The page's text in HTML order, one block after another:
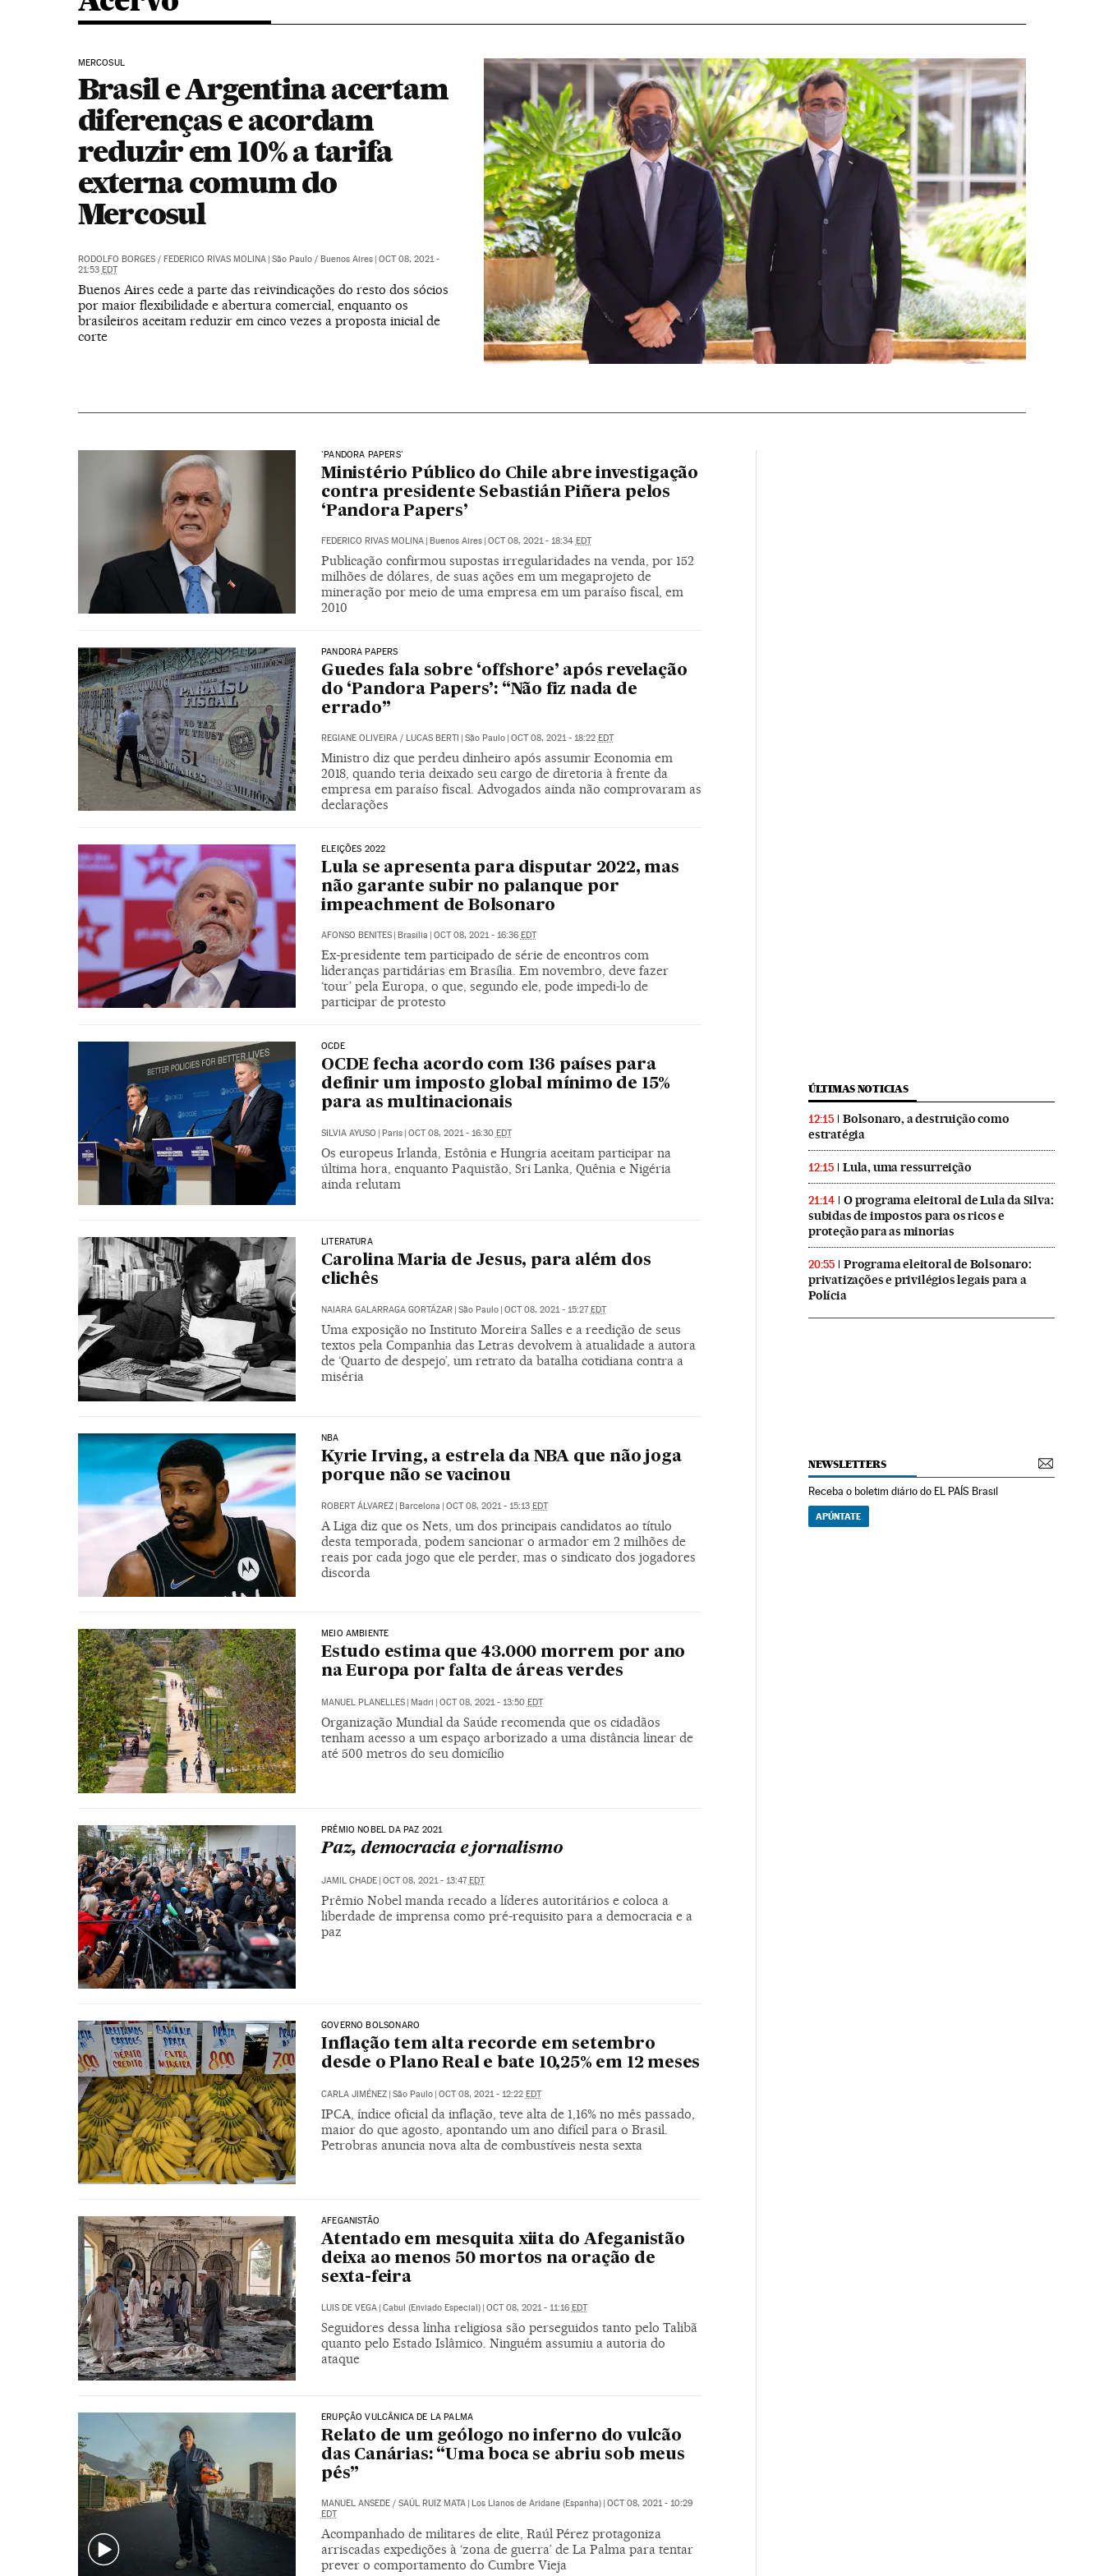
MERCOSUL
Brasil e Argentina acertam
diferenças e acordam
reduzir em 10% a tarifa
externa comum do
Mercosul
RODOLFO BORGES/ FEDERICO RIVAS MOLINA | São Paulo / Buenos Aires | OCT 08, 2021 -
21:53 EDT
Buenos Aires cede a parte das reivindicações do resto dos sócios
por maior flexibilidade e abertura comercial, enquanto os
brasileiros aceitam reduzir em cinco vezes a proposta inicial de
corte
'PANDORA PAPERS'
Ministério Público do Chile abre investigação
contra presidente Sebastián Piñera pelos
‘Pandora Papers’
FEDERICO RIVAS MOLINA | Buenos Aires | OCT 08, 2021 - 18:34 EDT
Publicação confirmou supostas irregularidades na venda, por 152
milhões de dólares, de suas ações em um megaprojeto de
mineração por meio de uma empresa em um paraíso fiscal, em
2010
PANDORA PAPERS
Guedes fala sobre ‘offshore’ após revelação
do ‘Pandora Papers’: “Não fiz nada de
errado”
REGIANE OLIVEIRA/ LUCAS BERTI | São Paulo | OCT 08, 2021 - 18:22 EDT
Ministro diz que perdeu dinheiro após assumir Economia em
2018, quando teria deixado seu cargo de diretoria à frente da
empresa em paraíso fiscal. Advogados ainda não comprovaram as
declarações
ELEIÇÕES 2022
Lula se apresenta para disputar 2022, mas
não garante subir no palanque por
impeachment de Bolsonaro
AFONSO BENITES | Brasília | OCT 08, 2021 - 16:36 EDT
Ex-presidente tem participado de série de encontros com
lideranças partidárias em Brasília. Em novembro, deve fazer
‘tour’ pela Europa, o que, segundo ele, pode impedi-lo de
participar de protesto
OCDE
OCDE fecha acordo com 136 países para
definir um imposto global mínimo de 15%
para as multinacionais
SILVIA AYUSO | Paris | OCT 08, 2021 - 16:30 EDT
Os europeus Irlanda, Estônia e Hungria aceitam participar na
última hora, enquanto Paquistão, Sri Lanka, Quênia e Nigéria
ainda relutam
LITERATURA
Carolina Maria de Jesus, para além dos
clichês
NAIARA GALARRAGA GORTÁZAR São Paulo OCT 08, 2021 - 15:27 EDT
Uma exposição no Instituto Moreira Salles e a reedição de seus
textos pela Companhia das Letras devolvem à atualidade a autora
de ‘Quarto de despejo’, um retrato da batalha cotidiana contra a
miséria
NBA
Kyrie Irving, a estrela da NBA que não joga
porque não se vacinou
ROBERT ÁLVAREZ | Barcelona | OCT 08, 2021 - 15:13 EDT
A Liga diz que os Nets, um dos principais candidatos ao título
desta temporada, podem sancionar o armador em 2 milhões de
reais por cada jogo que ele perder, mas o sindicato dos jogadores
discorda
MEIO AMBIENTE
Estudo estima que 43.000 morrem por ano
na Europa por falta de áreas verdes
MANUEL PLANELLES Madri OCT 08, 2021 - 13:50 EDT
Organização Mundial da Saúde recomenda que os cidadãos
tenham acesso a um espaço arborizado a uma distância linear de
até 500 metros do seu domicílio
PRÊMIO NOBEL DA PAZ 2021
Paz, democracia e jornalismo
JAMIL CHADE | OCT 08, 2021 - 13:47EDT
Prêmio Nobel manda recado a líderes autoritários e coloca a
liberdade de imprensa como pré-requisito para a democracia e a
paz
GOVERNO BOLSONARO
Inflação tem alta recorde em setembro
desde o Plano Real e bate 10,25% em 12 meses
CARLA JIMÉNEZ | São Paulo | OCT 08, 2021 - 12:22 EDT
IPCA, índice oficial da inflação, teve alta de 1,16% no mês passado,
maior do que agosto, apontando um ano difícil para o Brasil.
Petrobras anuncia nova alta de combustíveis nesta sexta
AFEGANISTÃO
Atentado em mesquita xiita do Afeganistão
deixa ao menos 50 mortos na oração de
sexta-feira
LUIS DE VEGA Cabul (Enviado Especial) OCT 08, 2021 - 11:16 EDT
Seguidores dessa linha religiosa são perseguidos tanto pelo Talibã
quanto pelo Estado Islâmico. Ninguém assumiu a autoria do
ataque
ERUPÇÃO VULCÂNICA DE LA PALMA
Relato de um geólogo no inferno do vulcão
das Canárias: “Uma boca se abriu sob meus
pés”
MANUEL ANSEDE/ SAÚL RUIZ MATA | Los Llanos de Aridane (Espanha) | OCT 08, 2021 - 10:29
EDT
Acompanhado de militares de elite, Raúl Pérez protagoniza
arriscadas expedições à ‘zona de guerra’ de La Palma para tentar
prever o comportamento do Cumbre Vieja
ÚLTIMAS NOTICIAS
12:15
Bolsonaro, a destruição como
estratégia
12:15 Lula, uma ressurreição
21:14
O programa eleitoral de Lula da Silva:
subidas de impostos para os ricos e
proteção para as minorias
20:55
Programa eleitoral de Bolsonaro:
privatizações e privilégios legais para a
Polícia
NEWSLETTERS
Receba o boletim diário do EL PAÍS Brasil
APÚNTATE